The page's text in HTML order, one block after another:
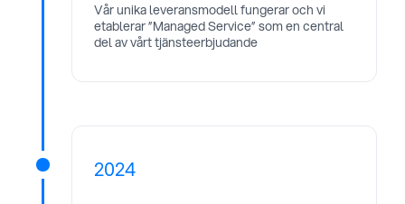
Vår unika leveransmodell fungerar och vi
etablerar ”Managed Service” som en central
del av vårt tjänsteerbjudande
James was here
2024